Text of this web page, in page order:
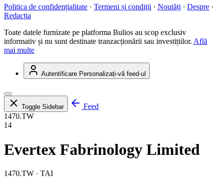
Politica de confidențialitate · Termeni și condiții · Noutăți · Despre ·
Redacția
Toate datele furnizate pe platforma Bulios au scop exclusiv
informativ și nu sunt destinate tranzacționării sau investițiilor. Află
mai multe
Autentificare Personalizați-vă feed-ul
Toggle Sidebar
Feed
1470.TW
14
Evertex Fabrinology Limited
1470.TW · TAI